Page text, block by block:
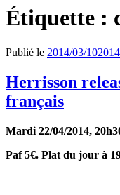
Étiquette :
Publié le 2014/03/10
Herrisson
français
Mardi 22/04/2014,
Paf 5€. Plat du jour à